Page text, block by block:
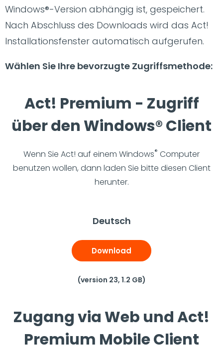
Windows®-Version abhängig ist, gespeichert.
Nach Abschluss des Downloads wird das Act!
Installationsfenster automatisch aufgerufen.
Wählen Sie Ihre bevorzugte Zugriffsmethode:
Act! Premium - Zugriff
über den Windows® Client
Wenn Sie Act! auf einem Windows® Computer
benutzen wollen, dann laden Sie bitte diesen Client
herunter.
Deutsch
Download
(version 23, 1.2 GB)
Zugang via Web und Act!
Premium Mobile Client